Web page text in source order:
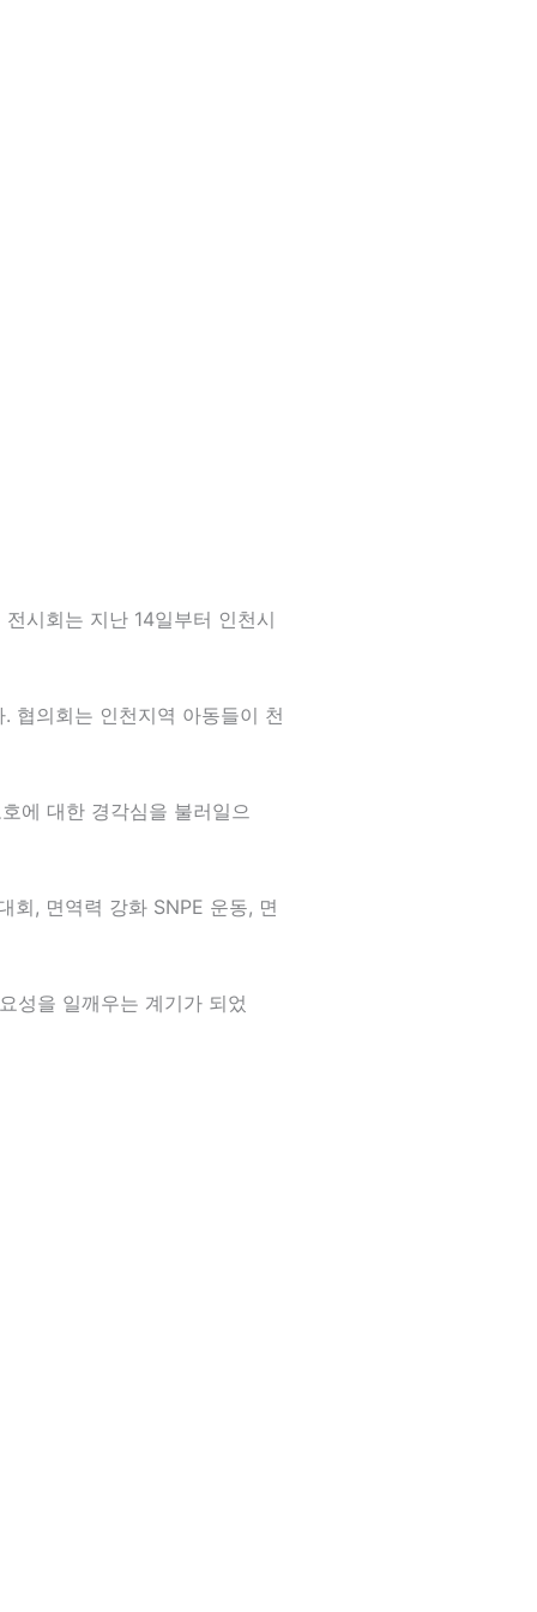
시회는 지난 14일부터 인천시
협의회는 인천지역 아동들이 천
에 대한 경각심을 불러일으
회, 면역력 강화 SNPE 운동, 면
성을 일깨우는 계기가 되었